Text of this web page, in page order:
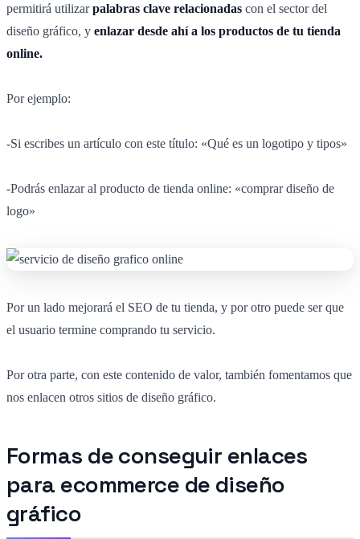
permitirá utilizarpalabras clave relacionadas con el sector del
diseño gráfico, y enlazar desde ahí a los productos de tu tienda
online.
Por ejemplo:
-Si escribes un artículo con este título: «Qué es un logotipo y tipos»
-Podrás enlazar al producto de tienda online: «comprar diseño de
logo»
Por un lado mejorará el SEO de tu tienda, y por otro puede ser que
el usuario termine comprando tu servicio.
Por otra parte, con este contenido de valor, también fomentamos que
nos enlacen otros sitios de diseño gráfico.
Formas de conseguir enlaces
para ecommerce de diseño
gráfico